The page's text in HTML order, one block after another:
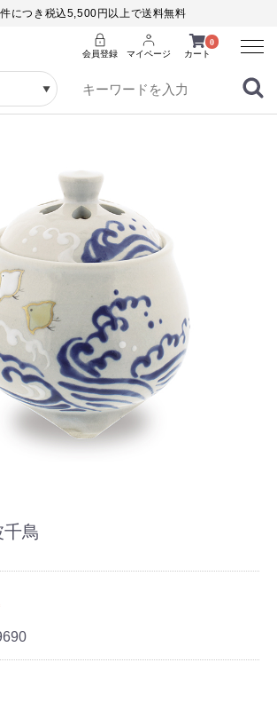
につき税込5,500円以上で送料無料
0
カート
会員登録 マイページ
Menu
鳥